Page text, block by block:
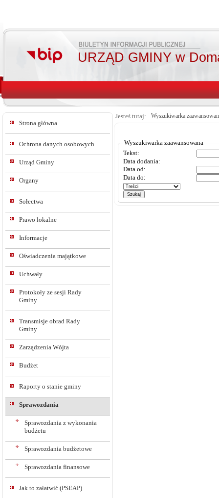
URZĄD GMINY w
Strona główna
Ochrona danych osobowych
Urząd Gminy
Organy
Sołectwa
Prawo lokalne
Informacje
Oświadczenia majątkowe
Uchwały
Protokoły ze sesji Rady
Gminy
Transmisje obrad Rady
Gminy
Zarządzenia Wójta
Budżet
Raporty o stanie gminy
Sprawozdania
Sprawozdania z wykonania
budżetu
Sprawozdania budżetowe
Sprawozdania finansowe
Jak to załatwić (PSEAP)
Jesteś tutaj: Wyszukiwarka
Wyszukiwarka zaawansowana
Tekst:
Data dodania:
Data od:
Data do: